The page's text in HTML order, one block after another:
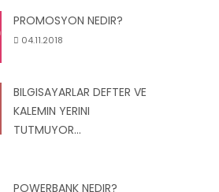
PROMOSYON NEDIR?
04.11.2018
BILGISAYARLAR DEFTER VE
KALEMIN YERINI
TUTMUYOR...
POWERBANK NEDIR?